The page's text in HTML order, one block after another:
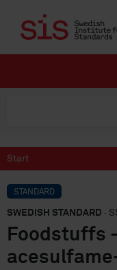
Start
STANDARD
SWEDISH STANDARD ·
Foodstuffs